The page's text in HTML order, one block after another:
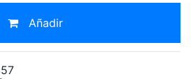
Añadir